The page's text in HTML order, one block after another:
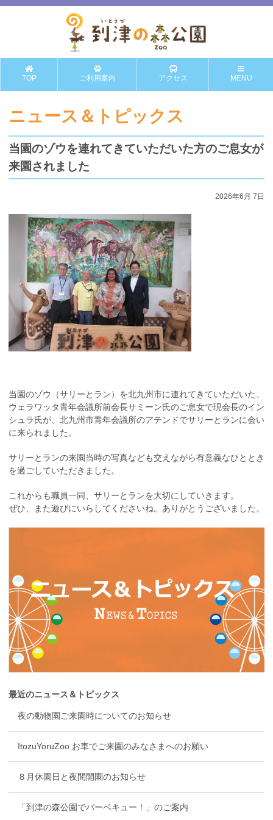
TOP ご利用案内 アクセス MENU
ニュース＆トピックス
当園のゾウを連れてきていただいた方のご息女が
来園されました
2026年6月 7日
当園のゾウ（サリーとラン）を北九州市に連れてきていただいた、
ウェラワッタ青年会議所前会長サミーン氏のご息女で現会長のイン
シュラ氏が、北九州市青年会議所のアテンドでサリーとランに会い
に来られました。
サリーとランの来園当時の写真なども交えながら有意義なひととき
を過ごしていただきました。
これからも職員一同、サリーとランを大切にしていきます。
ぜひ、また遊びにいらしてくださいね。ありがとうございました。
最近のニュース＆トピックス
夜の動物園ご来園時についてのお知らせ
ItozuYoruZoo お車でご来園のみなさまへのお願い
８月休園日と夜間開園のお知らせ
「到津の森公園でバーベキュー！」のご案内